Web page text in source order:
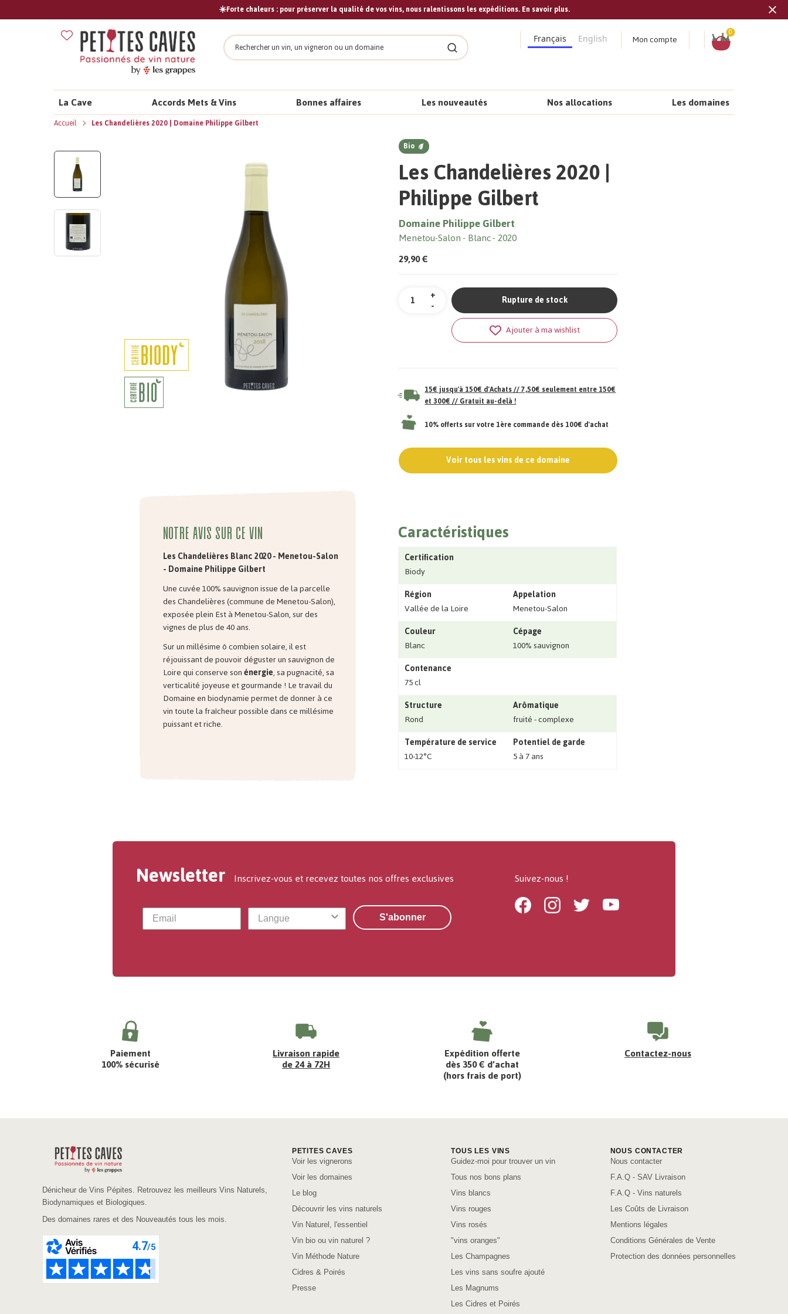
☀️Forte chaleurs : pour préserver la qualité de vos vins, nous ralentissons les expéditions. En savoir plus.
Rechercher
Rechercher
Français English Mon compte
Panier
0
La Cave Accords Mets & Vins Bonnes affaires Les nouveautés Nos allocations Les domaines
Accueil
Les Chandelières 2020 | Domaine Philippe Gilbert
Bio
Les Chandelières 2020 |
Philippe Gilbert
Domaine Philippe Gilbert
Menetou-Salon Blanc 2020
29,90 €
Quantité +
-
Rupture de stock
Ajouter à ma wishlist
15€ jusqu'à 150€ d'Achats // 7,50€ seulement entre 150€
et 300€ // Gratuit au-delà !
10% offerts sur votre 1ère commande dès 100€ d'achat
Voir tous les vins de ce domaine
Notre avis sur ce vin
Les Chandelières Blanc 2020 - Menetou-Salon
- Domaine Philippe Gilbert
Une cuvée 100% sauvignon issue de la parcelle
des Chandelières (commune de Menetou-Salon),
exposée plein Est à Menetou-Salon, sur des
vignes de plus de 40 ans.
Sur un millésime ô combien solaire, il est
réjouissant de pouvoir déguster un sauvignon de
Loire qui conserve sonénergie, sa pugnacité, sa
verticalité joyeuse et gourmande ! Le travail du
Domaine en biodynamie permet de donner à ce
vin toute la fraîcheur possible dans ce millésime
puissant et riche.
Caractéristiques
Certification
Biody
Région
Vallée de la Loire
Appelation
Menetou-Salon
Couleur
Blanc
Cépage
100% sauvignon
Contenance
75 cl
Structure
Rond
Arômatique
fruité - complexe
Température de service
10-12°C
Potentiel de garde
5 à 7 ans
Newsletter Inscrivez-vous et recevez toutes nos offres exclusives
S'abonner
Suivez-nous !
FacebookInstagramTwitter Youtube
Paiement
100% sécurisé
Livraison rapide
de 24 à 72H
Expédition offerte
dès 350 € d’achat
(hors frais de port)
Contactez-nous
Dénicheur de Vins Pépites. Retrouvez les meilleurs Vins Naturels,
Biodynamiques et Biologiques.
Des domaines rares et des Nouveautés tous les mois.
PETITES CAVES
Voir les vignerons
Voir les domaines
Le blog
Découvrir les vins naturels
Vin Naturel, l'essentiel
Vin bio ou vin naturel ?
Vin Méthode Nature
Cidres & Poirés
Presse
TOUS LES VINS
Guidez-moi pour trouver un vin
Tous nos bons plans
Vins blancs
Vins rouges
Vins rosés
"vins oranges"
Les Champagnes
Les vins sans soufre ajouté
Les Magnums
Les Cidres et Poirés
NOUS CONTACTER
Nous contacter
F.A.Q - SAV Livraison
F.A.Q - Vins naturels
Les Coûts de Livraison
Mentions légales
Conditions Générales de Vente
Protection des données personnelles